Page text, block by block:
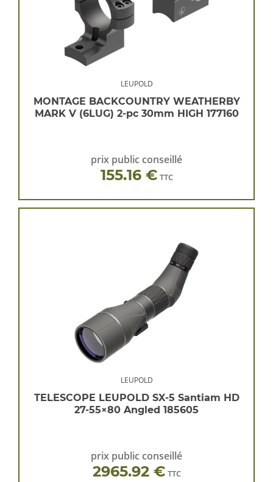
LEUPOLD
MONTAGE BACKCOUNTRY WEATHERBY
MARK V (6LUG) 2-pc 30mm HIGH 177160
prix public conseillé
155.16 € TTC
LEUPOLD
TELESCOPE LEUPOLD SX-5 Santiam HD
27-55×80 Angled 185605
prix public conseillé
2965.92 € TTC